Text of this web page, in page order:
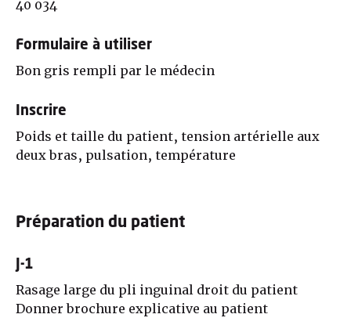
40 034
Formulaire à utiliser
Bon gris rempli par le médecin
Inscrire
Poids et taille du patient, tension artérielle aux
deux bras, pulsation, température
Préparation du patient
J-1
Rasage large du pli inguinal droit du patient
Donner brochure explicative au patient